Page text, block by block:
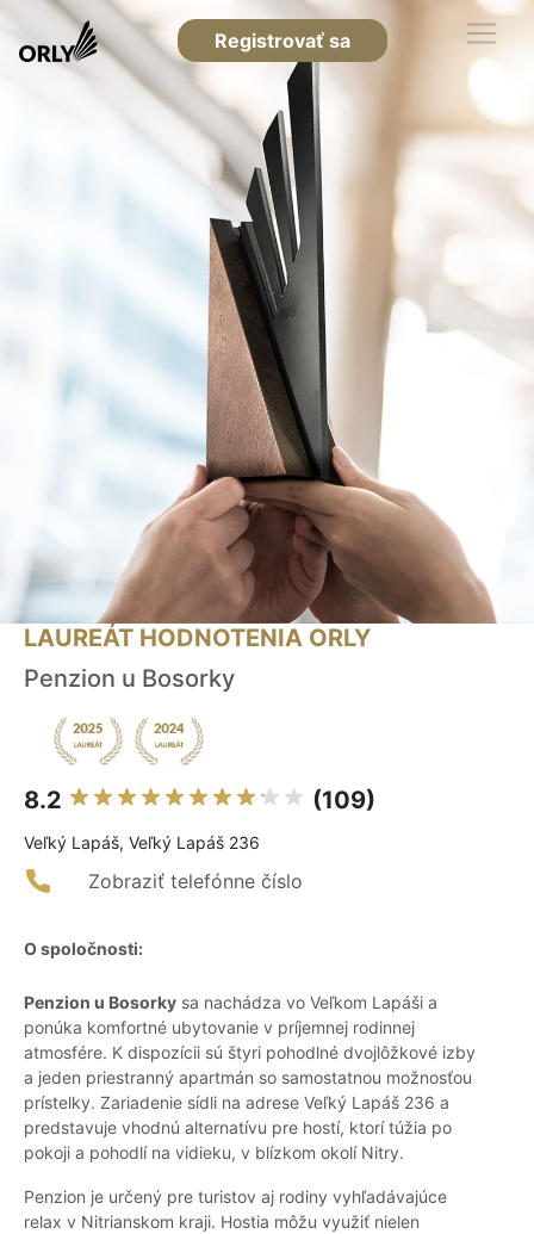
Registrovať sa
LAUREÁT HODNOTENIA ORLY
Penzion u Bosorky
8.2 (109)
Veľký Lapáš, Veľký Lapáš 236
Zobraziť telefónne číslo
O spoločnosti:
Penzion u Bosorky sa nachádza vo Veľkom Lapáši a
ponúka komfortné ubytovanie v príjemnej rodinnej
atmosfére. K dispozícii sú štyri pohodlné dvojlôžkové izby
a jeden priestranný apartmán so samostatnou možnosťou
prístelky. Zariadenie sídli na adrese Veľký Lapáš 236 a
predstavuje vhodnú alternatívu pre hostí, ktorí túžia po
pokoji a pohodlí na vidieku, v blízkom okolí Nitry.
Penzion je určený pre turistov aj rodiny vyhľadávajúce
relax v Nitrianskom kraji. Hostia môžu využiť nielen